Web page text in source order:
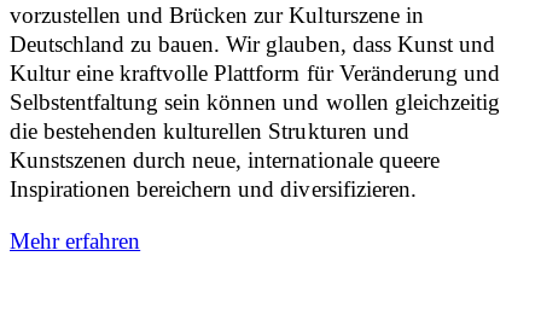
vorzustellen und Brücken zur Kulturszene in
Deutschland zu bauen. Wir glauben, dass Kunst und
Kultur eine kraftvolle Plattform für Veränderung und
Selbstentfaltung sein können und wollen gleichzeitig
die bestehenden kulturellen Strukturen und
Kunstszenen durch neue, internationale queere
Inspirationen bereichern und diversifizieren.
Mehr erfahren